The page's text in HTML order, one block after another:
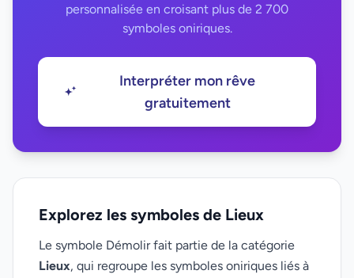
personnalisée en croisant plus de 2 700
symboles oniriques.
Interpréter mon rêve
gratuitement
Explorez les symboles de Lieux
Le symbole Démolir fait partie de la catégorie
Lieux, qui regroupe les symboles oniriques liés à